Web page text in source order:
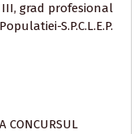
grad profesional
S.P.C.L.E.P.